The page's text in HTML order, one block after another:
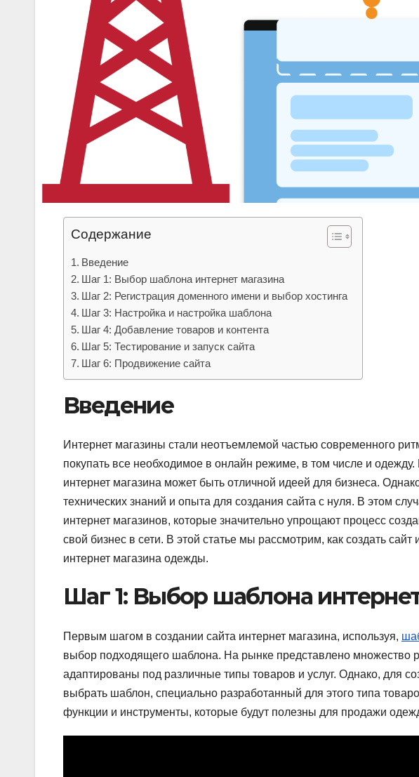
Содержание
Введение
Шаг 1: Выбор шаблона интернет магазина
Шаг 2: Регистрация доменного имени и выбор хостинга
Шаг 3: Настройка и настройка шаблона
Шаг 4: Добавление товаров и контента
Шаг 5: Тестирование и запуск сайта
Шаг 6: Продвижение сайта
Введение
Интернет магазины стали неотъемлемой частью современного
покупать все необходимое в онлайн режиме, в том числе и
интернет магазина может быть отличной идеей для бизнеса.
технических знаний и опыта для создания сайта с нуля. В этом
интернет магазинов, которые значительно упрощают процесс
свой бизнес в сети. В этой статье мы рассмотрим, как создать
интернет магазина одежды.
Шаг 1: Выбор шаблона
Первым шагом в создании сайта интернет магазина, используя,
выбор подходящего шаблона. На рынке представлено множество
адаптированы под различные типы товаров и услуг. Однако, для
выбрать шаблон, специально разработанный для этого типа
функции и инструменты, которые будут полезны для продажи